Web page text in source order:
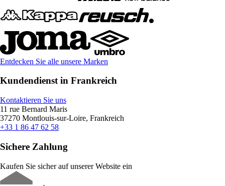
Entdecken Sie alle unsere Marken
Kundendienst in Frankreich
Kontaktieren Sie uns
11 rue Bernard Maris
37270 Montlouis-sur-Loire, Frankreich
+33 1 86 47 62 58
Sichere Zahlung
Kaufen Sie sicher auf unserer Website ein